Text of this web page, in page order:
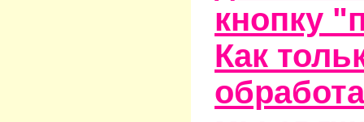
кнопку
Как